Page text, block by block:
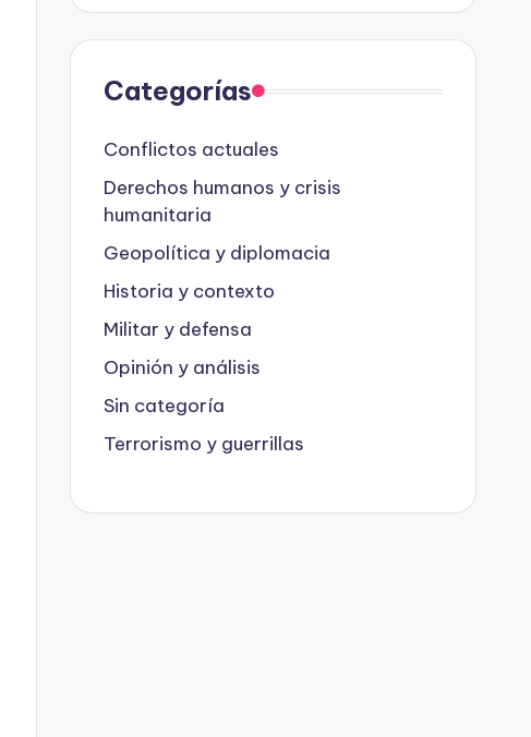
Categorías
Conflictos actuales
Derechos humanos y crisis
humanitaria
Geopolítica y diplomacia
Historia y contexto
Militar y defensa
Opinión y análisis
Sin categoría
Terrorismo y guerrillas